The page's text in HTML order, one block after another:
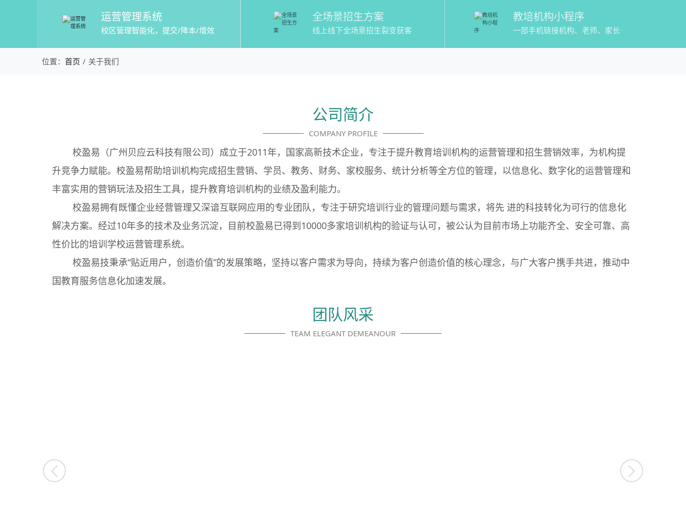
运营管理系统
校区管理智能化，提交/降本/增效
全场景招生方案
线上线下全场景招生裂变获客
教培机构小程序
一部手机链接机构、老师、家长
关于我们 - 校盈易
位置： 首页 关于我们
公司简介
COMPANY PROFILE
校盈易（广州贝应云科技有限公司）成立于2011年，国家高新技术企业，专注于提升教育培训机构的运营管理和招生营销效率，为机构提
升竞争力赋能。校盈易帮助培训机构完成招生营销、学员、教务、财务、家校服务、统计分析等全方位的管理，以信息化、数字化的运营管理和
丰富实用的营销玩法及招生工具，提升教育培训机构的业绩及盈利能力。
校盈易拥有既懂企业经营管理又深谙互联网应用的专业团队，专注于研究培训行业的管理问题与需求，将先 进的科技转化为可行的信息化
解决方案。经过10年多的技术及业务沉淀，目前校盈易已得到10000多家培训机构的验证与认可，被公认为目前市场上功能齐全、安全可靠、高
性价比的培训学校运营管理系统。
校盈易技秉承“贴近用户，创造价值”的发展策略，坚持以客户需求为导向，持续为客户创造价值的核心理念，与广大客户携手共进，推动中
国教育服务信息化加速发展。
团队风采
TEAM ELEGANT DEMEANOUR